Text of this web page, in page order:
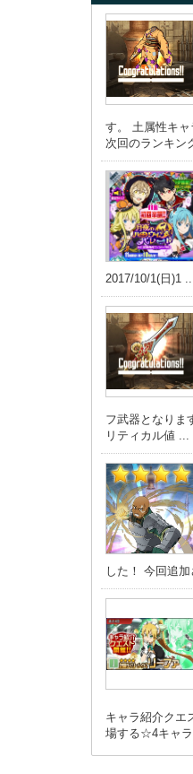
す。 土属性キャ
次回のランキン
2017/10/1(日)1
フ武器となりま
リティカル値 ...
した！ 今回追
キャラ紹介クエ
場する☆4キャ